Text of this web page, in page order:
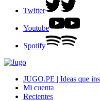
Twitter
Youtube
Spotify
JUGO.PE | Ideas que
Mi cuenta
Recientes